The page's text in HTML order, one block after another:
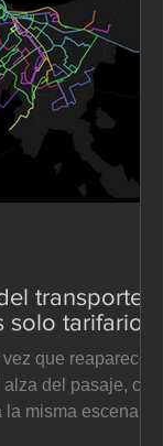
transporte
solo tarifario
que reaparece
del pasaje, casi
misma escena: